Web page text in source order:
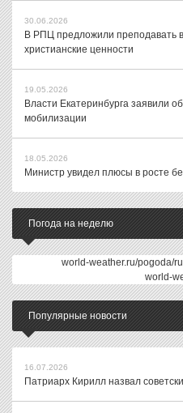
30.06.2026
В РПЦ предложили преподавать
христианские ценности
19.05.2026
Власти Екатеринбурга заявили
мобилизации
18.05.2026
Министр увидел плюсы в росте
Погода на неделю
world-weather.ru/pogoda/
world-
Популярные новости
16.07.2026
Патриарх Кирилл назвал